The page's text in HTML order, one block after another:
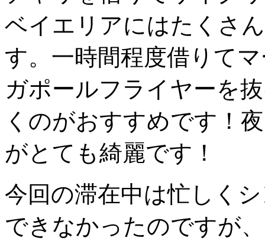
ベイエリアにはたくさ
す。一時間程度借りて
ガポールフライヤーを
くのがおすすめです！
がとても綺麗です！
今回の滞在中は忙しく
できなかったのですが